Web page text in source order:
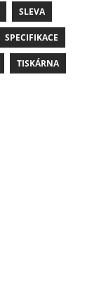
SLEVA
SPECIFIKACE
TISKÁRNA